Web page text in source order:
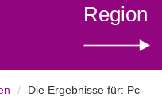
Region
Die Ergebnisse für: Pc-